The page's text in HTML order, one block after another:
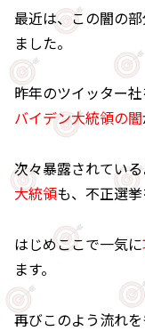
最近は、この闇の
ました。
昨年のツイッター
バイデン大統領の闇
次々暴露されている
大統領も、不正選挙
はじめここで一気に
ます。
再びこのよう流れ